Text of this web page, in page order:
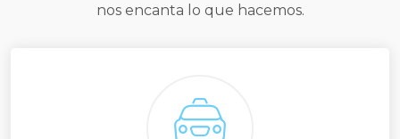
nos encanta lo que hacemos.